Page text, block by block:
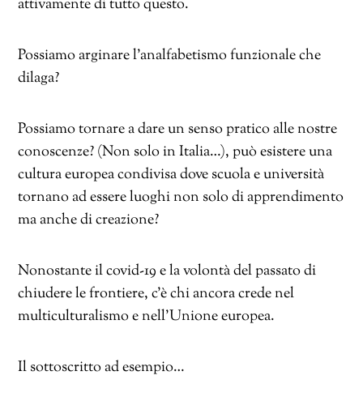
attivamente di tutto questo.
Possiamo arginare l’analfabetismo funzionale che
dilaga?
Possiamo tornare a dare un senso pratico alle nostre
conoscenze? (Non solo in Italia…), può esistere una
cultura europea condivisa dove scuola e università
tornano ad essere luoghi non solo di apprendimento
ma anche di creazione?
Nonostante il covid-19 e la volontà del passato di
chiudere le frontiere, c’è chi ancora crede nel
multiculturalismo e nell’Unione europea.
Il sottoscritto ad esempio…